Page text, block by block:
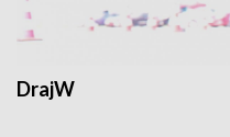
DrajW